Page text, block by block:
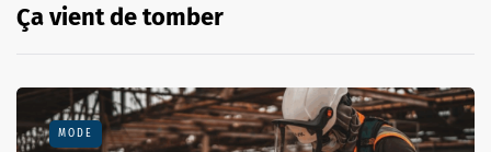
Ça vient de tomber
MODE